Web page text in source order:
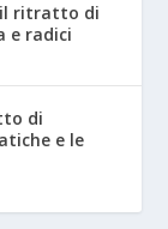
il ritratto di
e radici
di
e le